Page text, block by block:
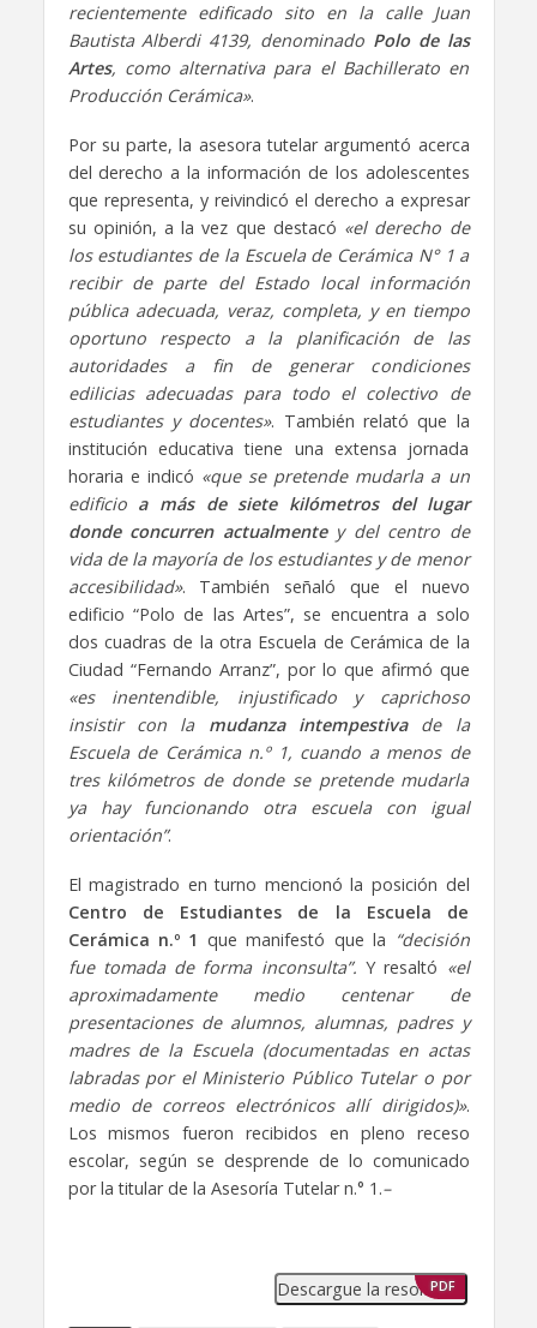
recientemente edificado sito en la calle Juan
Bautista Alberdi 4139, denominado Polo de las
Artes, como alternativa para el Bachillerato en
Producción Cerámica».
Por su parte, la asesora tutelar argumentó acerca
del derecho a la información de los adolescentes
que representa, y reivindicó el derecho a expresar
su opinión, a la vez que destacó «el derecho de
los estudiantes de la Escuela de Cerámica N° 1 a
recibir de parte del Estado local información
pública adecuada, veraz, completa, y en tiempo
oportuno respecto a la planificación de las
autoridades a fin de generar condiciones
edilicias adecuadas para todo el colectivo de
estudiantes y docentes». También relató que la
institución educativa tiene una extensa jornada
horaria e indicó «que se pretende mudarla a un
edificioa más de siete kilómetros del lugar
donde concurren actualmentey del centro de
vida de la mayoría de los estudiantes y de menor
accesibilidad». También señaló que el nuevo
edificio “Polo de las Artes”, se encuentra a solo
dos cuadras de la otra Escuela de Cerámica de la
Ciudad “Fernando Arranz”, por lo que afirmó que
«es inentendible, injustificado y caprichoso
insistir con lamudanza intempestivade la
Escuela de Cerámica n.º 1, cuando a menos de
tres kilómetros de donde se pretende mudarla
ya hay funcionando otra escuela con igual
orientación”.
El magistrado en turno mencionó la posición del
Centro de Estudiantes de la Escuela de
Cerámica n.º 1 que manifestó que la “decisión
fue tomada de forma inconsulta”. Y resaltó «el
aproximadamente medio centenar de
presentaciones de alumnos, alumnas, padres y
madres de la Escuela (documentadas en actas
labradas por el Ministerio Público Tutelar o por
medio de correos electrónicos allí dirigidos)».
Los mismos fueron recibidos en pleno receso
escolar, según se desprende de lo comunicado
por la titular de la Asesoría Tutelar n.° 1.–
Descargue la resolución
PDF